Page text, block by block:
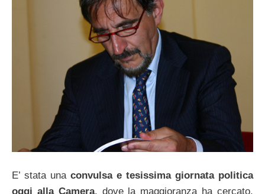
E’ stata una convulsa e tesissima giornata politica
oggi alla Camera, dove la maggioranza ha cercato,